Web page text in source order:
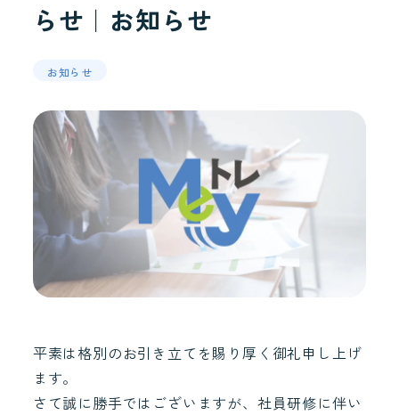
らせ｜お知らせ
お知らせ
平素は格別のお引き立てを賜り厚く御礼申し上げ
ます。
さて誠に勝手ではございますが、社員研修に伴い